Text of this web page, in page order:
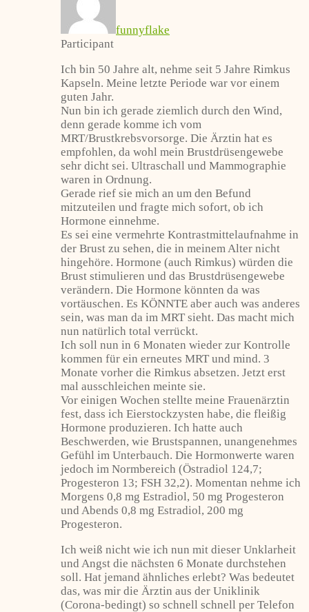
funnyflake
Participant
Ich bin 50 Jahre alt, nehme seit 5 Jahre Rimkus
Kapseln. Meine letzte Periode war vor einem
guten Jahr.
Nun bin ich gerade ziemlich durch den Wind,
denn gerade komme ich vom
MRT/Brustkrebsvorsorge. Die Ärztin hat es
empfohlen, da wohl mein Brustdrüsengewebe
sehr dicht sei. Ultraschall und Mammographie
waren in Ordnung.
Gerade rief sie mich an um den Befund
mitzuteilen und fragte mich sofort, ob ich
Hormone einnehme.
Es sei eine vermehrte Kontrastmittelaufnahme in
der Brust zu sehen, die in meinem Alter nicht
hingehöre. Hormone (auch Rimkus) würden die
Brust stimulieren und das Brustdrüsengewebe
verändern. Die Hormone könnten da was
vortäuschen. Es KÖNNTE aber auch was anderes
sein, was man da im MRT sieht. Das macht mich
nun natürlich total verrückt.
Ich soll nun in 6 Monaten wieder zur Kontrolle
kommen für ein erneutes MRT und mind. 3
Monate vorher die Rimkus absetzen. Jetzt erst
mal ausschleichen meinte sie.
Vor einigen Wochen stellte meine Frauenärztin
fest, dass ich Eierstockzysten habe, die fleißig
Hormone produzieren. Ich hatte auch
Beschwerden, wie Brustspannen, unangenehmes
Gefühl im Unterbauch. Die Hormonwerte waren
jedoch im Normbereich (Östradiol 124,7;
Progesteron 13; FSH 32,2). Momentan nehme ich
Morgens 0,8 mg Estradiol, 50 mg Progesteron
und Abends 0,8 mg Estradiol, 200 mg
Progesteron.
Ich weiß nicht wie ich nun mit dieser Unklarheit
und Angst die nächsten 6 Monate durchstehen
soll. Hat jemand ähnliches erlebt? Was bedeutet
das, was mir die Ärztin aus der Uniklinik
(Corona-bedingt) so schnell schnell per Telefon